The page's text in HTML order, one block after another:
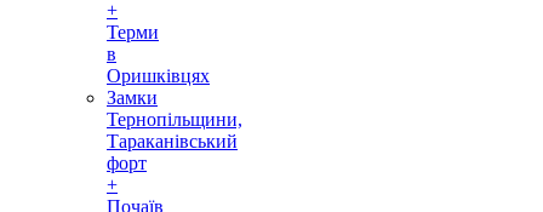
+
Терми
в
Оришківцях
Замки
Тернопільщини,
Тараканівський
форт
+
Почаїв